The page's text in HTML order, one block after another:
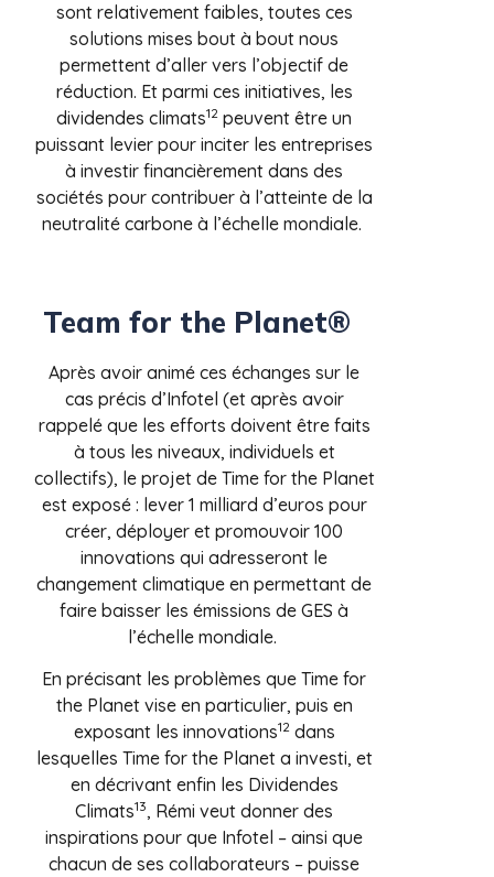
sont relativement faibles, toutes ces
solutions mises bout à bout nous
permettent d’aller vers l’objectif de
réduction. Et parmi ces initiatives, les
dividendes climats12 peuvent être un
puissant levier pour inciter les entreprises
à investir financièrement dans des
sociétés pour contribuer à l’atteinte de la
neutralité carbone à l’échelle mondiale.
Team for the Planet®
Après avoir animé ces échanges sur le
cas précis d’Infotel (et après avoir
rappelé que les efforts doivent être faits
à tous les niveaux, individuels et
collectifs), le projet de Time for the Planet
est exposé : lever 1 milliard d’euros pour
créer, déployer et promouvoir 100
innovations qui adresseront le
changement climatique en permettant de
faire baisser les émissions de GES à
l’échelle mondiale.
En précisant les problèmes que Time for
the Planet vise en particulier, puis en
exposant les innovations12dans
lesquelles Time for the Planet a investi, et
en décrivant enfin les Dividendes
Climats13, Rémi veut donner des
inspirations pour que Infotel – ainsi que
chacun de ses collaborateurs – puisse